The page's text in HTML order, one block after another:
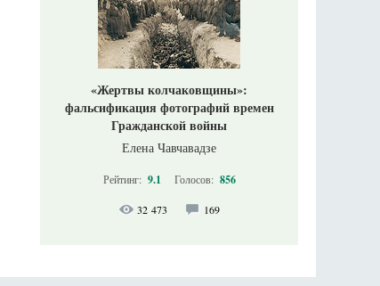
«Жертвы колчаковщины»:
фальсификация фотографий времен
Гражданской войны
Елена Чавчавадзе
Рейтинг: 9.1 Голосов: 856
32 473 169